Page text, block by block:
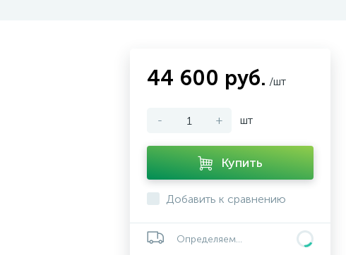
44 600 руб. /шт
- + шт
Купить
Добавить к сравнению
Определяем...